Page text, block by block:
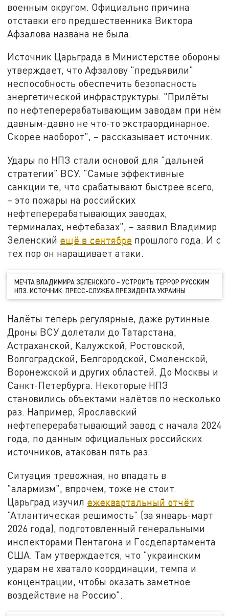
военным округом. Официально причина
отставки его предшественника Виктора
Афзалова названа не была.
Источник Царьграда в Министерстве обороны
утверждает, что Афзалову "предъявили"
неспособность обеспечить безопасность
энергетической инфраструктуры. "Прилёты
по нефтеперерабатывающим заводам при нём
давным-давно не что-то экстраординарное.
Скорее наоборот", – рассказывает источник.
Удары по НПЗ стали основой для "дальней
стратегии" ВСУ. "Самые эффективные
санкции те, что срабатывают быстрее всего,
– это пожары на российских
нефтеперерабатывающих заводах,
терминалах, нефтебазах", – заявил Владимир
Зеленский ещё в сентябре прошлого года. И с
тех пор он наращивает атаки.
МЕЧТА ВЛАДИМИРА ЗЕЛЕНСКОГО – УСТРОИТЬ ТЕРРОР РУССКИМ
НПЗ. ИСТОЧНИК: ПРЕСС-СЛУЖБА ПРЕЗИДЕНТА УКРАИНЫ
Налёты теперь регулярные, даже рутинные.
Дроны ВСУ долетали до Татарстана,
Астраханской, Калужской, Ростовской,
Волгоградской, Белгородской, Смоленской,
Воронежской и других областей. До Москвы и
Санкт-Петербурга. Некоторые НПЗ
становились объектами налётов по несколько
раз. Например, Ярославский
нефтеперерабатывающий завод с начала 2024
года, по данным официальных российских
источников, атакован пять раз.
Ситуация тревожная, но впадать в
"алармизм", впрочем, тоже не стоит.
Царьград изучил ежеквартальный отчёт
"Атлантическая решимость" (за январь-март
2026 года), подготовленный генеральными
инспекторами Пентагона и Госдепартамента
США. Там утверждается, что "украинским
ударам не хватало координации, темпа и
концентрации, чтобы оказать заметное
воздействие на Россию".